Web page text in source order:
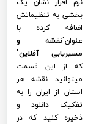
بخشی به تنظیماتش
اضافه کرده با
عنوان"نقشه و
مسیریابی آفلاین"
که از این قسمت
میتوانید نقشه هر
استان از ایران را به
تفکیک دانلود و
ذخیره کنید که در